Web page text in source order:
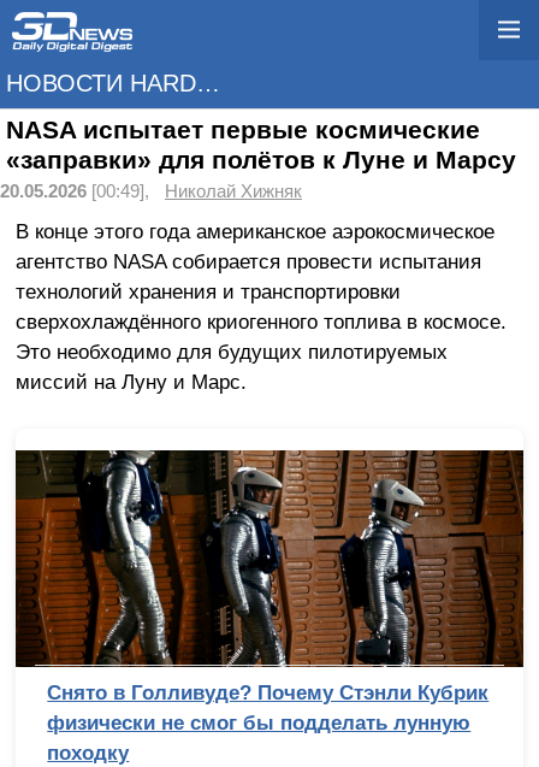
НОВОСТИ HARDWARE
NASA испытает первые космические
«заправки» для полётов к Луне и Марсу
20.05.2026 [00:49], Николай Хижняк
В конце этого года американское аэрокосмическое
агентство NASA собирается провести испытания
технологий хранения и транспортировки
сверхохлаждённого криогенного топлива в космосе.
Это необходимо для будущих пилотируемых
миссий на Луну и Марс.
Снято в Голливуде? Почему Стэнли Кубрик
физически не смог бы подделать лунную
походку